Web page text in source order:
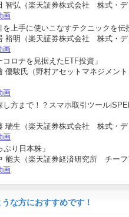
智弘（楽天証券株式会社 株式・デ
画
を上手に使いこなすテクニックを伝
裕明（楽天証券株式会社 株式・デ
画
コロナを見据えたETF投資」
優駿氏（野村アセットマネジメン
画
し方まで！？スマホ取引ツール
瑞生（楽天証券株式会社 株式・デ
画
ぷり日本株」
能夫（楽天証券経済研究所 チーフ
画
な方におすすめです！